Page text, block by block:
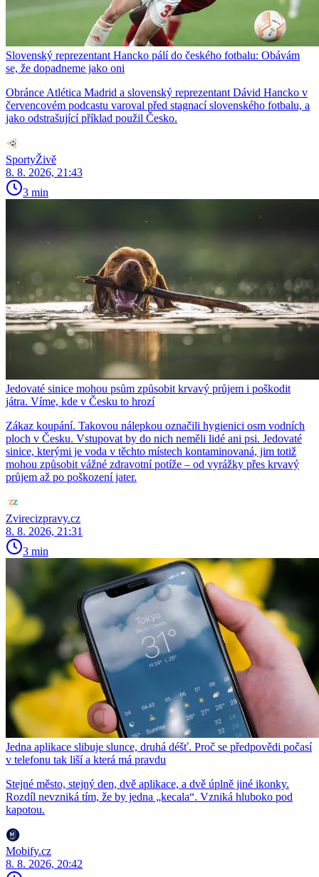
Slovenský reprezentant Hancko pálí do českého fotbalu: Obávám
se, že dopadneme jako oni
Obránce Atlética Madrid a slovenský reprezentant Dávid Hancko v
červencovém podcastu varoval před stagnací slovenského fotbalu, a
jako odstrašující příklad použil Česko.
SportyŽivě
8. 8. 2026, 21:43
3 min
Jedovaté sinice mohou psům způsobit krvavý průjem i poškodit
játra. Víme, kde v Česku to hrozí
Zákaz koupání. Takovou nálepkou označili hygienici osm vodních
ploch v Česku. Vstupovat by do nich neměli lidé ani psi. Jedovaté
sinice, kterými je voda v těchto místech kontaminovaná, jim totiž
mohou způsobit vážné zdravotní potíže – od vyrážky přes krvavý
průjem až po poškození jater.
Zvirecizpravy.cz
8. 8. 2026, 21:31
3 min
Jedna aplikace slibuje slunce, druhá déšť. Proč se předpovědi počasí
v telefonu tak liší a která má pravdu
Stejné město, stejný den, dvě aplikace, a dvě úplně jiné ikonky.
Rozdíl nevzniká tím, že by jedna „kecala“. Vzniká hluboko pod
kapotou.
Mobify.cz
8. 8. 2026, 20:42